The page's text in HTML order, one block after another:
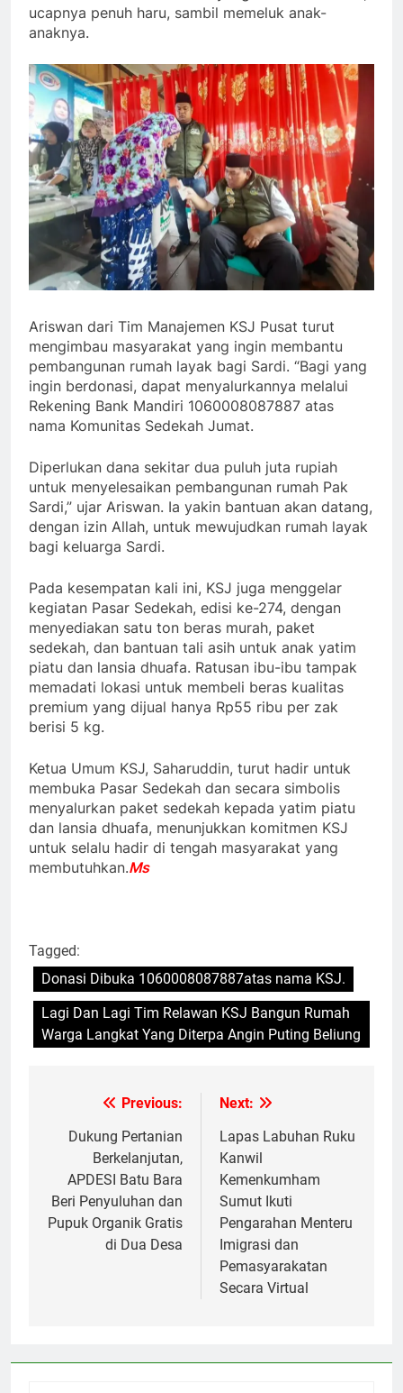
ucapnya penuh haru, sambil memeluk anak-
anaknya.
Ariswan dari Tim Manajemen KSJ Pusat turut
mengimbau masyarakat yang ingin membantu
pembangunan rumah layak bagi Sardi. “Bagi yang
ingin berdonasi, dapat menyalurkannya melalui
Rekening Bank Mandiri 1060008087887 atas
nama Komunitas Sedekah Jumat.
Diperlukan dana sekitar dua puluh juta rupiah
untuk menyelesaikan pembangunan rumah Pak
Sardi,” ujar Ariswan. Ia yakin bantuan akan datang,
dengan izin Allah, untuk mewujudkan rumah layak
bagi keluarga Sardi.
Pada kesempatan kali ini, KSJ juga menggelar
kegiatan Pasar Sedekah, edisi ke-274, dengan
menyediakan satu ton beras murah, paket
sedekah, dan bantuan tali asih untuk anak yatim
piatu dan lansia dhuafa. Ratusan ibu-ibu tampak
memadati lokasi untuk membeli beras kualitas
premium yang dijual hanya Rp55 ribu per zak
berisi 5 kg.
Ketua Umum KSJ, Saharuddin, turut hadir untuk
membuka Pasar Sedekah dan secara simbolis
menyalurkan paket sedekah kepada yatim piatu
dan lansia dhuafa, menunjukkan komitmen KSJ
untuk selalu hadir di tengah masyarakat yang
membutuhkan.Ms
Tagged:
Donasi Dibuka 1060008087887atas nama KSJ.
Lagi Dan Lagi Tim Relawan KSJ Bangun Rumah
Warga Langkat Yang Diterpa Angin Puting Beliung
Navigasi
pos
Previous:
Dukung Pertanian
Berkelanjutan,
APDESI Batu Bara
Beri Penyuluhan dan
Pupuk Organik Gratis
di Dua Desa
Next:
Lapas Labuhan Ruku
Kanwil
Kemenkumham
Sumut Ikuti
Pengarahan Menteru
Imigrasi dan
Pemasyarakatan
Secara Virtual